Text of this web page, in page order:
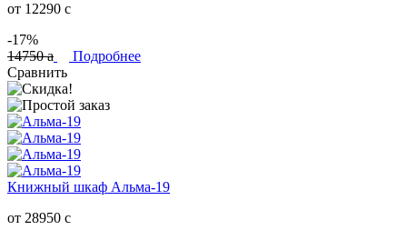
от 12290 c
-17%
14750a
Подробнее
Сравнить
Книжный шкаф Альма-19
от 28950 c